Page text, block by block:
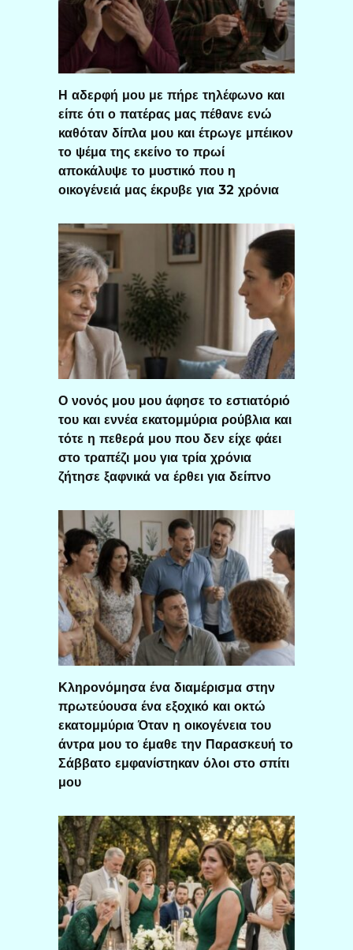
Η αδερφή μου με πήρε τηλέφωνο και
είπε ότι ο πατέρας μας πέθανε ενώ
καθόταν δίπλα μου και έτρωγε μπέικον
το ψέμα της εκείνο το πρωί
αποκάλυψε το μυστικό που η
οικογένειά μας έκρυβε για 32 χρόνια
Ο νονός μου μου άφησε το εστιατόριό
του και εννέα εκατομμύρια ρούβλια και
τότε η πεθερά μου που δεν είχε φάει
στο τραπέζι μου για τρία χρόνια
ζήτησε ξαφνικά να έρθει για δείπνο
Κληρονόμησα ένα διαμέρισμα στην
πρωτεύουσα ένα εξοχικό και οκτώ
εκατομμύρια Όταν η οικογένεια του
άντρα μου το έμαθε την Παρασκευή το
Σάββατο εμφανίστηκαν όλοι στο σπίτι
μου